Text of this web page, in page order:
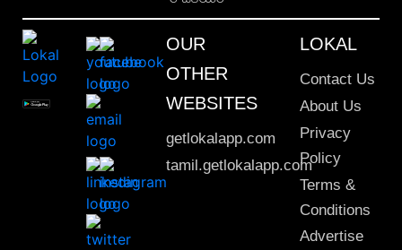
OUR
OTHER
WEBSITES
getlokalapp.com
tamil.getlokalapp.com
LOKAL
Contact Us
About Us
Privacy
Policy
Terms &
Conditions
Advertise